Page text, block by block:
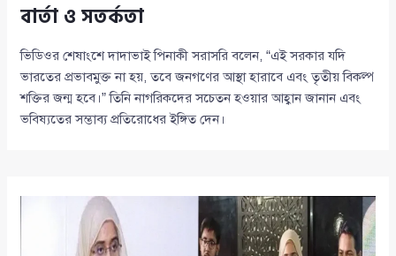
বার্তা ও সতর্কতা
ভিডিওর শেষাংশে দাদাভাই পিনাকী সরাসরি বলেন, “এই সরকার যদি
ভারতের প্রভাবমুক্ত না হয়, তবে জনগণের আস্থা হারাবে এবং তৃতীয় বিকল্প
শক্তির জন্ম হবে।” তিনি নাগরিকদের সচেতন হওয়ার আহ্বান জানান এবং
ভবিষ্যতের সম্ভাব্য প্রতিরোধের ইঙ্গিত দেন।